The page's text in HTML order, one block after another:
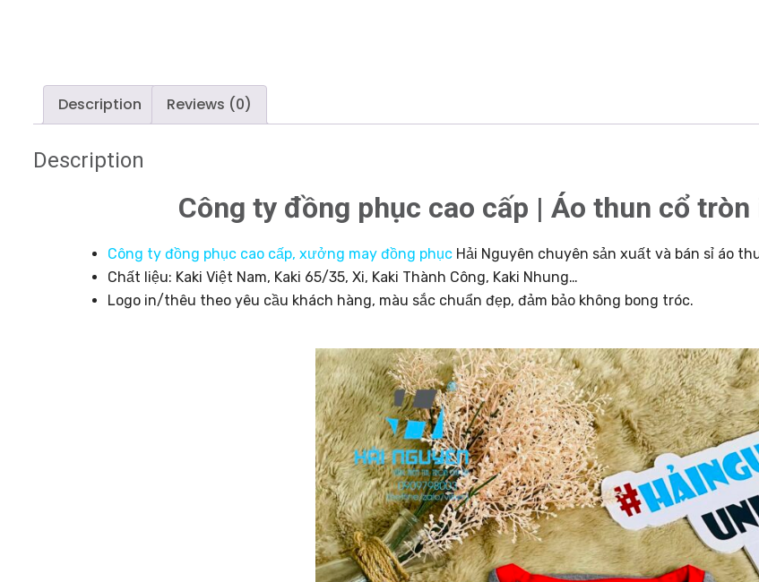
Description Reviews (0)
Description
Công ty đồng phục cao cấp | Áo thun cổ tròn
Công ty đồng phục cao cấp, xưởng may đồng phục Hải Nguyên chuyên sản xuất và bán sỉ áo
Chất liệu: Kaki Việt Nam, Kaki 65/35, Xi, Kaki Thành Công, Kaki Nhung…
Logo in/thêu theo yêu cầu khách hàng, màu sắc chuẩn đẹp, đảm bảo không bong tróc.